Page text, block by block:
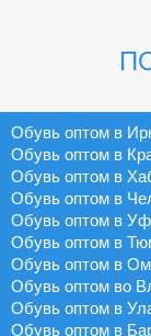
Обувь оптом в
Обувь оптом в
Обувь оптом в
Обувь оптом в
Обувь оптом в
Обувь оптом в
Обувь оптом в
Обувь оптом во
Обувь оптом в
Обувь оптом в